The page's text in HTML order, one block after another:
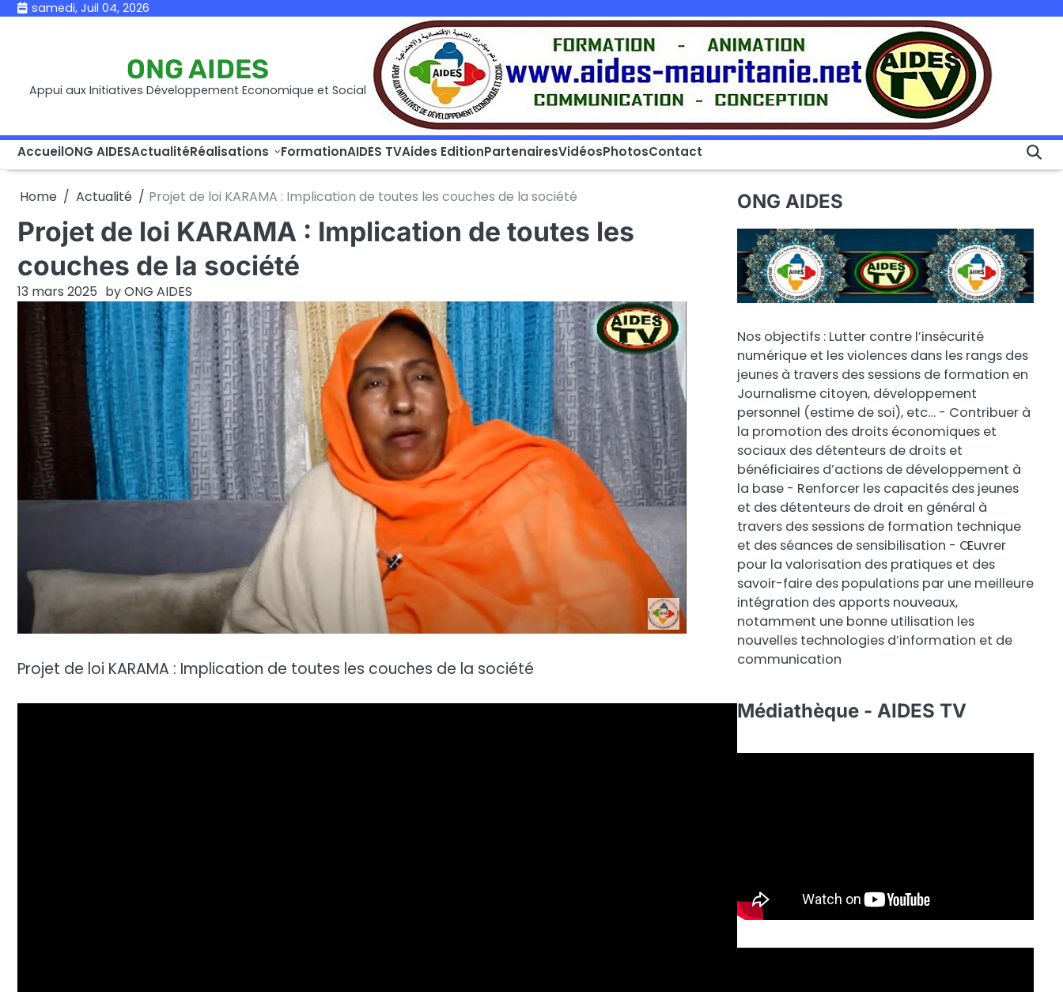
Skip samedi, Juil 04, 2026
ONG AIDES
Appui aux Initiatives Développement Economique et Social
AccueilONG AIDESActualitéRéalisations FormationAIDES TVAides EditionPartenairesVidéosPhotosContact
Home Actualité Projet de loi KARAMA : Implication de toutes les couches de la société
Projet de loi KARAMA : Implication de toutes les
couches de la société
13 mars 2025 byONG AIDES
Projet de loi KARAMA : Implication de toutes les couches de la société
ONG AIDES
Nos objectifs : Lutter contre l’insécurité
numérique et les violences dans les rangs des
jeunes à travers des sessions de formation en
Journalisme citoyen, développement
personnel (estime de soi), etc… - Contribuer à
la promotion des droits économiques et
sociaux des détenteurs de droits et
bénéficiaires d’actions de développement à
la base - Renforcer les capacités des jeunes
et des détenteurs de droit en général à
travers des sessions de formation technique
et des séances de sensibilisation - Œuvrer
pour la valorisation des pratiques et des
savoir-faire des populations par une meilleure
intégration des apports nouveaux,
notamment une bonne utilisation les
nouvelles technologies d’information et de
communication
Médiathèque - AIDES TV